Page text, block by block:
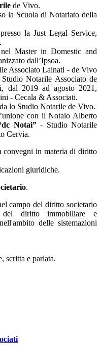
de Vivo.
la Scuola di Notariato della
la Just Legal Service,
Master in Domestic and
dall’Ipsoa.
Associato Lainati - de Vivo
Notarile Associato de
dal 2019 ad agosto 2021,
- Cecala & Associati.
lo Studio Notarile de Vivo.
con il Notaio Alberto
Notai”- Studio Notarile
Cervia.
convegni in materia di diritto
giuridiche.
.
campo del diritto societario
del diritto immobiliare e
delle sistemazioni
scritta e parlata.